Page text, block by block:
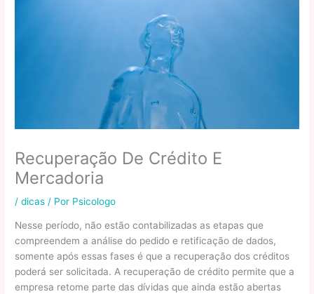
Recuperação De Crédito E
Mercadoria
/dicas / Por Psicologo
Nesse período, não estão contabilizadas as etapas que
compreendem a análise do pedido e retificação de dados,
somente após essas fases é que a recuperação dos créditos
poderá ser solicitada. A recuperação de crédito permite que a
empresa retome parte das dívidas que ainda estão abertas